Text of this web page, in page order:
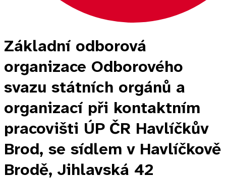
Základní odborová
organizace Odborového
svazu státních orgánů a
organizací při kontaktním
pracovišti ÚP ČR Havlíčkův
Brod, se sídlem v Havlíčkově
Brodě, Jihlavská 42